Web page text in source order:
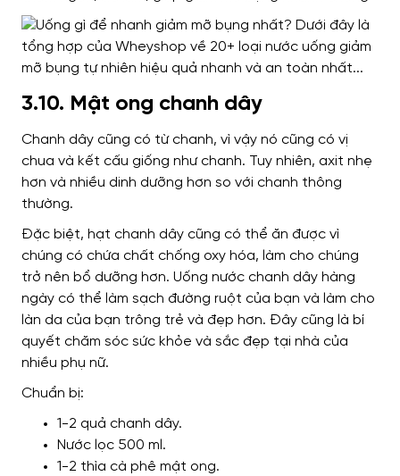
3.10. Mật ong chanh dây
Chanh dây cũng có từ chanh, vì vậy nó cũng có vị
chua và kết cấu giống như chanh. Tuy nhiên, axit nhẹ
hơn và nhiều dinh dưỡng hơn so với chanh thông
thường.
Đặc biệt, hạt chanh dây cũng có thể ăn được vì
chúng có chứa chất chống oxy hóa, làm cho chúng
trở nên bổ dưỡng hơn. Uống nước chanh dây hàng
ngày có thể làm sạch đường ruột của bạn và làm cho
làn da của bạn trông trẻ và đẹp hơn. Đây cũng là bí
quyết chăm sóc sức khỏe và sắc đẹp tại nhà của
nhiều phụ nữ.
Chuẩn bị:
1-2 quả chanh dây.
Nước lọc 500 ml.
1-2 thìa cà phê mật ong.